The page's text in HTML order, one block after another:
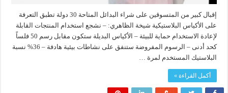
إقبال كبير من المتسوقين على شراء البدائل المتاحة 30 دولة تطبق التعرفة
على الأكياس البلاستيكية شيخة الظاهري: – نشجع استخدام المنتجات القابلة
لإعادة الاستخدام حماية للبيئة – الأكياس البديلة ستكون مقابل رسم 50 فلساً
كحد أدنى – الرسوم المفروضة ستنفق على نشاطات بيئية هادفة – 36% نسبة
البلاستيك المستخدم لمرة …
أكمل القراءة »